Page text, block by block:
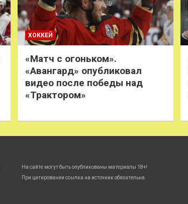
ХОККЕЙ
«Матч с огоньком».
«Авангард» опубликовал
видео после победы над
«Трактором»
На сайте могут быть опубликованы материалы 18+!
При цитировании ссылка на источник обязательна.